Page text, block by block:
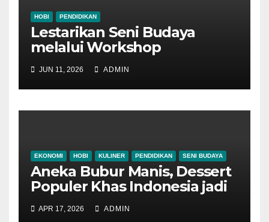
HOBI PENDIDIKAN
Lestarikan Seni Budaya
melalui Workshop
Pertunjukan Tari Tradisional
Ponorogo
JUN 11, 2026 ADMIN
EKONOMI HOBI KULINER PENDIDIKAN SENI BUDAYA
Aneka Bubur Manis, Dessert
Populer Khas Indonesia jadi
Alternatif Menu Sarapan
APR 17, 2026 ADMIN